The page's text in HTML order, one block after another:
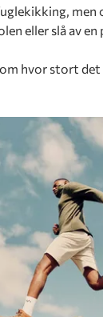
men
eller slå av
hvor stort det